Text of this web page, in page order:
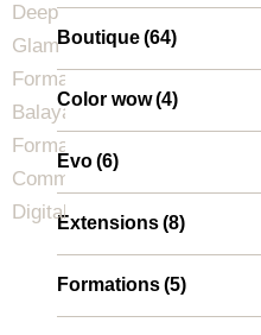
Deep
Glam
Formation
Balayage
Formation
Communication
Digitale
Boutique(64)
Color wow(4)
Evo(6)
Extensions(8)
Formations(5)